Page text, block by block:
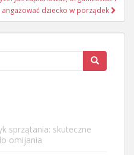
angażować dziecko w porządek
sprzątania: skuteczne
omijania